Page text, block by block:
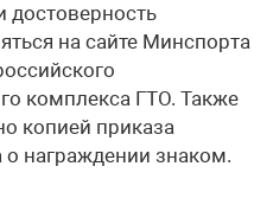
достоверность
на сайте Минспорта
комплекса ГТО. Также
копией приказа
награждении знаком.